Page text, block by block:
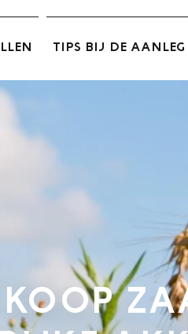
TIPS BIJ DE